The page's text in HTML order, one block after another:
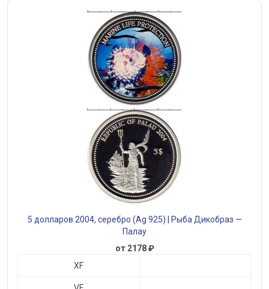
5 долларов 2004, серебро (Ag 925) | Рыба Дикобраз —
Палау
от 2178 ₽
XF